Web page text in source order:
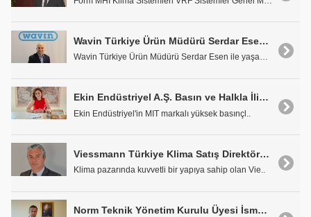
Wavin Türkiye Ürün Müdürü Serdar Esen: "Ses Yalıtımının Yaşam Kalitesini Nasıl Arttırdığını Hiç Düşündünüz mü?"
Wavin Türkiye Ürün Müdürü Serdar Esen ile yaşam ka..
Ekin Endüstriyel A.Ş. Basın ve Halkla İlişkiler Uzmanı Hayriye Sevil: "Küresel Gelişmeleri Çok İyi Takip Ediyoruz"
Ekin Endüstriyel'in MIT markalı yüksek basınçl..
Viessmann Türkiye Klima Satış Direktörü Cem Dolunay: "Klima Seçimi Yapılırken Enerji Verimliliği de Ön Planda Tutulmalı"
Klima pazarında kuvvetli bir yapıya sahip olan Vie..
Norm Teknik Yönetim Kurulu Üyesi İsmail Turanlı: "Yeni Dünyaya Adapte Olmayı Hedeflemekteyiz"